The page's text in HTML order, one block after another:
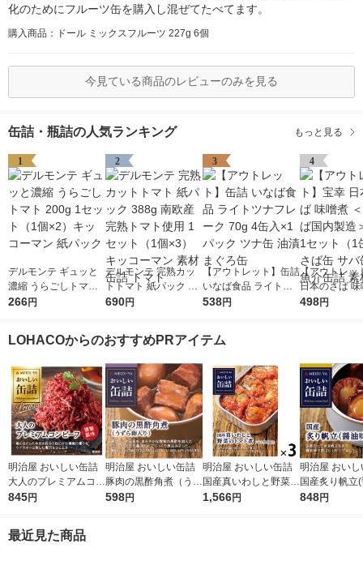
化のためにフルーツ缶を購入し混ぜてたべてます。
購入商品：ドール ミックスフルーツ 227g 6個
今見ている商品のレビューのみを見る
缶詰・瓶詰の人気ランキング もっと見る
1
デルモンテ ギュッと
濃縮 うらごしトマト
200g 1セット（1個×
266円
2
デルモンテ 完熟カッ
トトマト 紙パック 38
8g 南欧産完熟トマト
缶詰 トマト
690円
3
【アウトレット】缶詰
いなば食品 ライトツ
ナフレーク 70g 4缶入
538円
4
【アウトレッ
日本のさば 味
国内さば国内
498円
LOHACOからのおすすめPRアイテム
明治屋 おいしい缶詰
大人のプレミアムコン
ビーフ 燻製風味 1個
845円
明治屋 おいしい缶詰
豚肉の黒酢角煮（うず
ら卵入り） 1個
598円
明治屋 おいしい缶詰
国産真いわしと野菜の
トマト煮 1セット（3
1,566円
明治屋 おいし
国産炙り帆立
425529 1缶
848円
最近見た商品